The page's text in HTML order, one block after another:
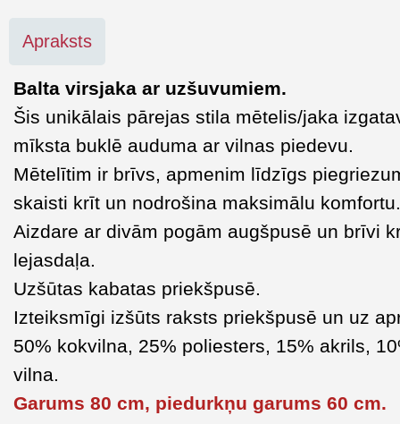
Apraksts
Balta virsjaka ar uzšuvumiem.
Šis unikālais pārejas stila mētelis/jaka
mīksta buklē auduma ar vilnas piedevu.
Mētelītim ir brīvs, apmenim līdzīgs
skaisti krīt un nodrošina maksimālu komfortu.
Aizdare ar divām pogām augšpusē un brīvi
lejasdaļa.
Uzšūtas kabatas priekšpusē.
Izteiksmīgi izšūts raksts priekšpusē un uz
50% kokvilna, 25% poliesters, 15% akrils,
vilna.
Garums 80 cm, piedurkņu garums 60 cm.